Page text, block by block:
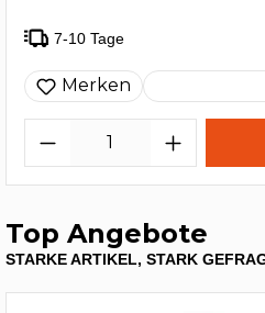
7-10 Tage
Merken
Top Angebote
STARKE ARTIKEL, STARK